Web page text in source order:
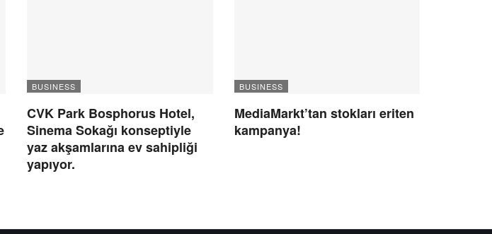
BUSINESS
CVK Park Bosphorus Hotel,
Sinema Sokağı konseptiyle
yaz akşamlarına ev sahipliği
yapıyor.
BUSINESS
MediaMarkt’tan stokları eriten
kampanya!